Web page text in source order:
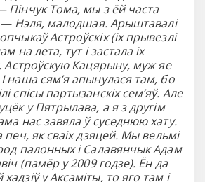
Пінчук Тома, мы з ёй часта
— Нэля, малодшая. Арыштавалі
Астроўскіх (іх прывезлі
на лета, тут і застала іх
Астроўскую Кацярыну, муж яе
I наша сям’я апынулася там, бо
спісы партызанскіх сем’яў. Але
у Пятрылава, а я з другім
нас завяла ў суседнюю хату.
печ, як сваіх дзяцей. Мы вельмі
палонных і Салавянчык Адам
(памёр у 2009 годзе). Ён да
у Аксаміты, то яго там і